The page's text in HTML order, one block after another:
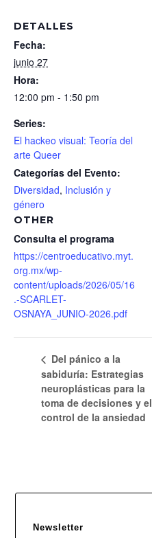
DETALLES
Fecha:
junio 27
Hora:
12:00 pm - 1:50 pm
Series:
El hackeo visual: Teoría del
arte Queer
Categorías del Evento:
Diversidad, Inclusión y
género
OTHER
Consulta el programa
https://centroeducativo.myt.
org.mx/wp-
content/uploads/2026/05/16
.-SCARLET-
OSNAYA_JUNIO-2026.pdf
Del pánico a la
sabiduría: Estrategias
neuroplásticas para la
toma de decisiones y el
control de la ansiedad
Newsletter